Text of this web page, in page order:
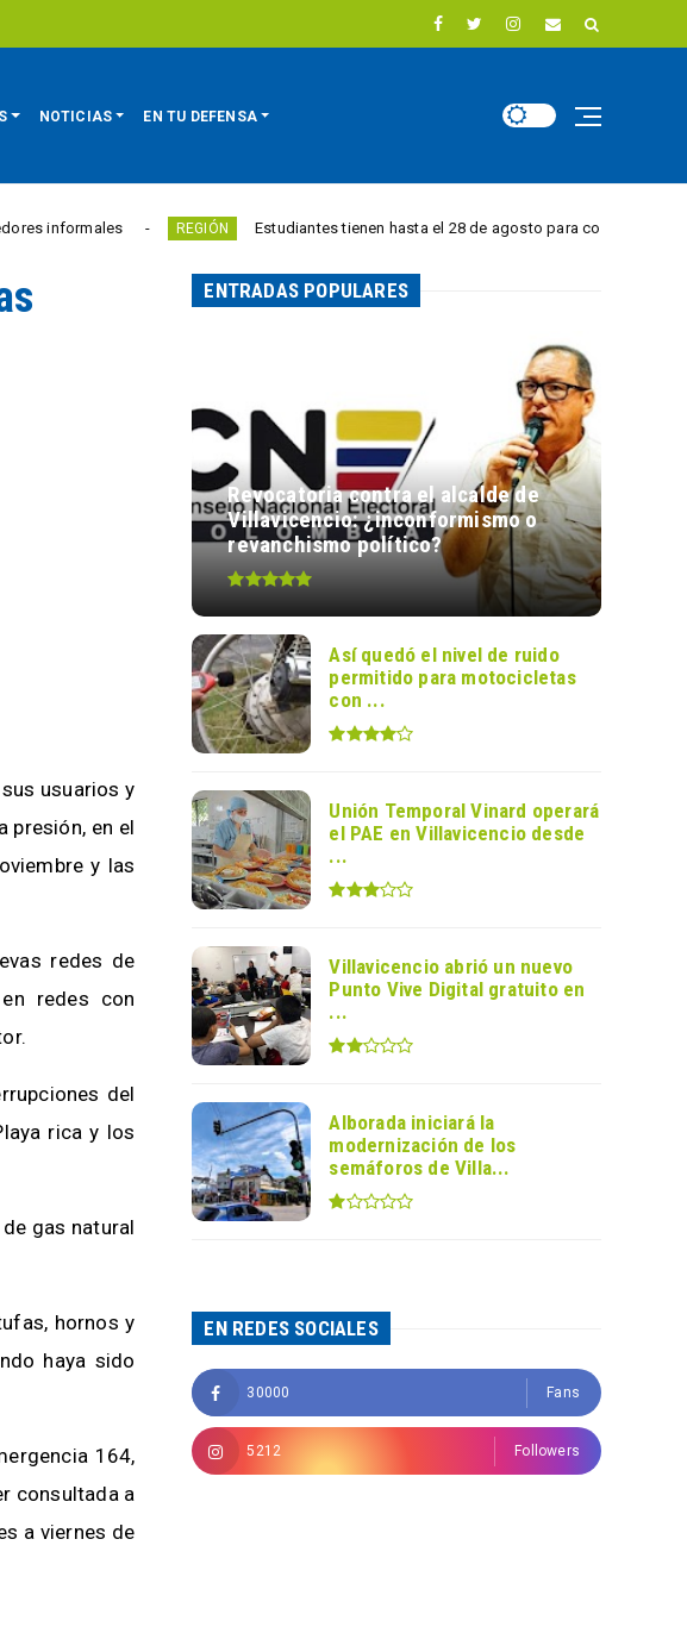
NOTICIAS EN TU DEFENSA
REGIÓN Estudiantes tienen hasta el 28 de agosto para competir por 10.000
usuarios y
presión, en el
y las
redes de
redes con
del
rica y los
gas natural
hornos y
haya sido
164,
consultada a
a viernes de
ENTRADAS POPULARES
Revocatoria contra el alcalde de
Villavicencio: ¿inconformismo o
revanchismo político?
Así quedó el nivel de ruido
permitido para motocicletas
con ...
Unión Temporal Vinard operará
el PAE en Villavicencio desde
...
Villavicencio abrió un nuevo
Punto Vive Digital gratuito en
...
Alborada iniciará la
modernización de los
semáforos de Villa...
EN REDES SOCIALES
30000 Fans
5212 Followers